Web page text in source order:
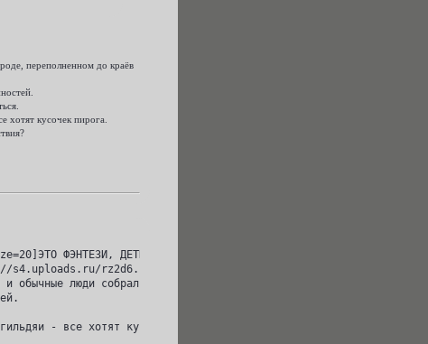
переполненном до краёв
хотят кусочек пирога.
ФЭНТЕЗИ, ДЕТКА[/size][/url][/align][/quote]
rz2d6.jpg[/img][/url][/align]
люди собрались в городе, переполненном до краёв
- все хотят кусочек пирога.